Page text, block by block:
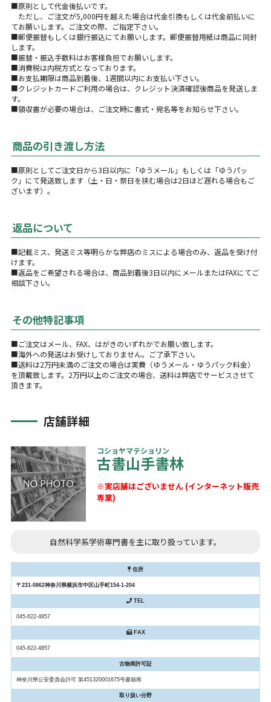
■原則として代金後払いです。
ただし、ご注文が5,000円を越えた場合は代金引換もしくは代金前払いに
てお願いします。ご注文の際、ご指定下さい。
■郵便振替もしくは銀行振込にてお願いします。郵便振替用紙は商品に同封
します。
■振替・振込手数料はお客様負担でお願いします。
■消費税は内税方式となっております。
■お支払期限は商品到着後、1週間以内にお支払い下さい。
■クレジットカードご利用の場合は、クレジット決済確認後商品を発送しま
す。
■領収書が必要の場合は、ご注文時に書式・宛名等をお知らせ下さい。
商品の引き渡し方法
■原則としてご注文日から3日以内に「ゆうメール」もしくは「ゆうパッ
ク」にて発送致します（土・日・祭日を挟む場合は2日ほど遅れる場合もご
ざいます）。
返品について
■記載ミス、発送ミス等明らかな弊店のミスによる場合のみ、返品を受け付
けます。
■返品をご希望される場合は、商品到着後3日以内にメールまたはFAXにてご
相談下さい。
その他特記事項
■ご注文はメール、FAX、はがきのいずれかでお願い致します。
■海外への発送はお受けしておりません。ご了承下さい。
■送料は2万円未満のご注文の場合は実費（ゆうメール・ゆうパック料金）
を頂戴致します。2万円以上のご注文の場合、送料は弊店でサービスさせて
頂きます。
店舗詳細
コショヤマテショリン
古書山手書林
※実店舗はございません (インターネット販売
専業)
自然科学系学術専門書を主に取り扱っています。
住所
〒231-0862神奈川県横浜市中区山手町154-1-204
TEL
045-622-4857
FAX
045-622-4857
古物商許可証
神奈川県公安委員会許可 第451320001675号書籍商
取り扱い分野